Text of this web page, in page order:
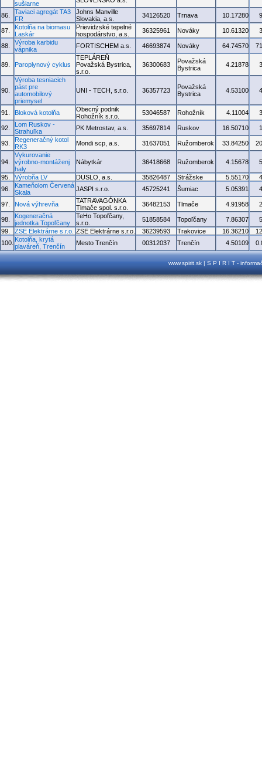
sušiarne
86.
Taviaci agregát TA3
FR
Johns Manville
Slovakia, a.s.
34126520 Trnava 10.17280
87.
Kotolňa na biomasu
Laskár
Prievidzské tepelné
hospodárstvo, a.s.
36325961 Nováky 10.61320
88.
Výroba karbidu
vápnika
FORTISCHEM a.s. 46693874 Nováky 64.74570
89. Paroplynový cyklus
TEPLÁREŇ
Považská Bystrica,
s.r.o.
36300683
Považská
Bystrica
4.21878
90.
Výroba tesniacich
pást pre
automobilový
priemysel
UNI - TECH, s.r.o. 36357723
Považská
Bystrica
4.53100
91. Bloková kotolňa
Obecný podnik
Rohožník s.r.o.
53046587 Rohožník 4.11004
92.
Lom Ruskov -
Strahuľka
PK Metrostav, a.s. 35697814 Ruskov 16.50710
93.
Regeneračný kotol
RK3
Mondi scp, a.s. 31637051 Ružomberok 33.84250
94.
Vykurovanie
výrobno-montáženj
haly
Nábytkár 36418668 Ružomberok 4.15678
95. Výrobňa LV DUSLO, a.s. 35826487 Strážske 5.55170
96.
Kameňolom Červená
Skala
JASPI s.r.o. 45725241 Šumiac 5.05391
97. Nová výhrevňa
TATRAVAGÓNKA
Tlmače spol. s.r.o.
36482153 Tlmače 4.91958
98.
Kogeneračná
jednotka Topoľčany
TeHo Topoľčany,
s.r.o.
51858584 Topoľčany 7.86307
99.
ZSE Elektrárne s.r.o. ZSE Elektrárne s.r.o. 36239593 Trakovice 16.36210
100. Kotolňa, krytá
plaváreň, Trenčín
Mesto Trenčín 00312037 Trenčín 4.50109
www.spirit.sk | S P I R I T -